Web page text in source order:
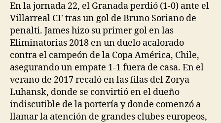
En la jornada 22, el Granada perdió (1-0) ante el
Villarreal CF tras un gol de Bruno Soriano de
penalti. James hizo su primer gol en las
Eliminatorias 2018 en un duelo acalorado
contra el campeón de la Copa América, Chile,
asegurando un empate 1-1 fuera de casa. En el
verano de 2017 recaló en las filas del Zorya
Luhansk, donde se convirtió en el dueño
indiscutible de la portería y donde comenzó a
llamar la atención de grandes clubes europeos,